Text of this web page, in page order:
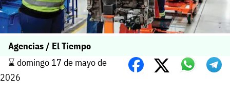
Agencias / El Tiempo
⌛️ domingo 17 de mayo de
2026